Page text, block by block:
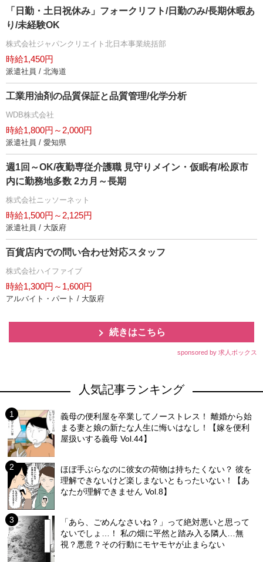
「日勤・土日祝休み」フォークリフト/日勤のみ/長期休暇あ
り/未経験OK
株式会社ジャパンクリエイト北日本事業統括部
時給1,450円
派遣社員 / 北海道
工業用油剤の品質保証と品質管理/化学分析
WDB株式会社
時給1,800円～2,000円
派遣社員 / 愛知県
週1回～OK/夜勤専従介護職 見守りメイン・仮眠有/松原市
内に勤務地多数 2カ月～長期
株式会社ニッソーネット
時給1,500円～2,125円
派遣社員 / 大阪府
百貨店内での問い合わせ対応スタッフ
株式会社ハイファイブ
時給1,300円～1,600円
アルバイト・パート / 大阪府
続きはこちら
sponsored by 求人ボックス
人気記事ランキング
義母の便利屋を卒業してノーストレス！ 離婚から始
まる妻と娘の新たな人生に悔いはなし！【嫁を便利
屋扱いする義母 Vol.44】
ほぼ手ぶらなのに彼女の荷物は持ちたくない？ 彼を
理解できないけど楽しまないともったいない！【あ
なたが理解できません Vol.8】
「あら、ごめんなさいね？」って絶対悪いと思って
ないでしょ…！ 私の畑に平然と踏み入る隣人…無
視？悪意？その行動にモヤモヤが止まらない